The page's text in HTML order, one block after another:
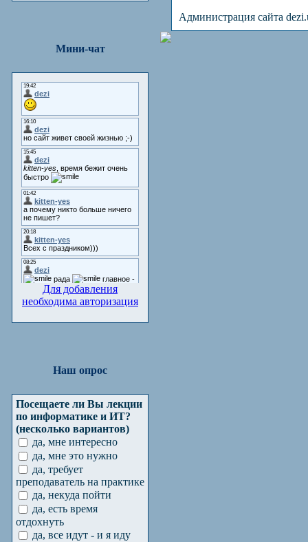
Мини-чат
Для добавления
необходима авторизация
Наш опрос
Посещаете ли Вы лекции
по информатике и ИТ?
(несколько вариантов)
да, мне интересно
да, мне это нужно
да, требует
преподаватель на практике
да, некуда пойти
да, есть время
отдохнуть
да, все идут - и я иду
Администрация сайта dezi.